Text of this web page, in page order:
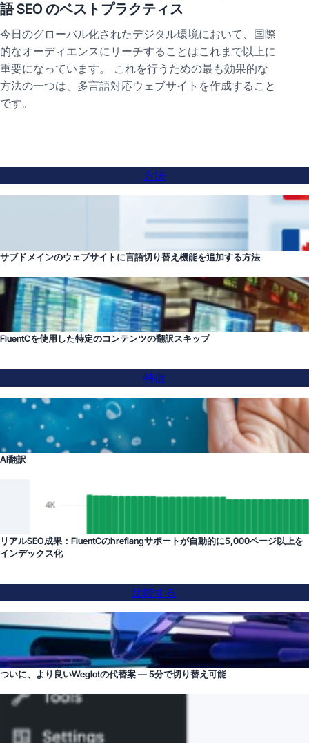
語 SEO のベストプラクティス
今日のグローバル化されたデジタル環境において、国際
的なオーディエンスにリーチすることはこれまで以上に
重要になっています。 これを行うための最も効果的な
方法の一つは、多言語対応ウェブサイトを作成すること
です。
方法
サブドメインのウェブサイトに言語切り替え機能を追加する方法
FluentCを使用した特定のコンテンツの翻訳スキップ
特徴
AI翻訳
リアルSEO成果：FluentCのhreflangサポートが自動的に5,000ページ以上を
インデックス化
比較する
ついに、より良いWeglotの代替案 — 5分で切り替え可能